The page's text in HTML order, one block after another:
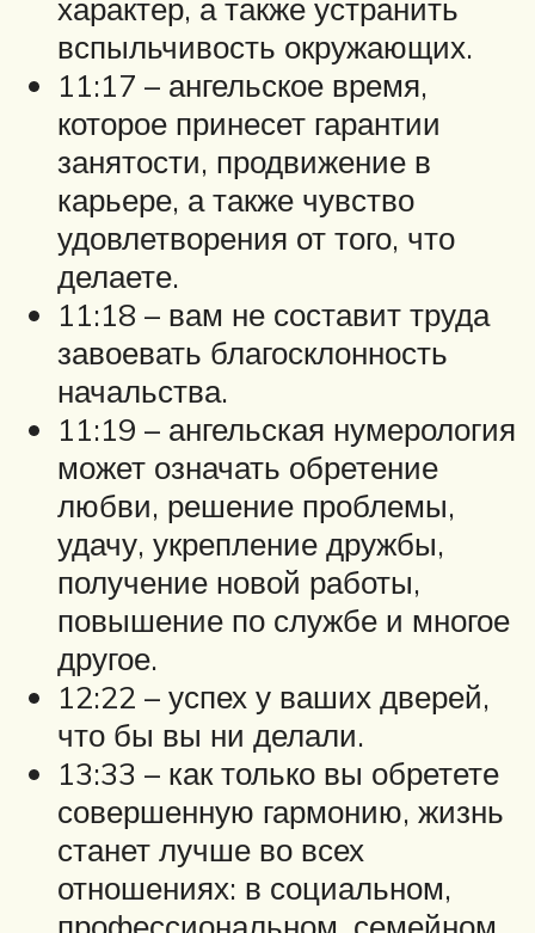
характер, а также устранить
вспыльчивость окружающих.
11:17 – ангельское время,
которое принесет гарантии
занятости, продвижение в
карьере, а также чувство
удовлетворения от того, что
делаете.
11:18 – вам не составит труда
завоевать благосклонность
начальства.
11:19 – ангельская нумерология
может означать обретение
любви, решение проблемы,
удачу, укрепление дружбы,
получение новой работы,
повышение по службе и многое
другое.
12:22 – успех у ваших дверей,
что бы вы ни делали.
13:33 – как только вы обретете
совершенную гармонию, жизнь
станет лучше во всех
отношениях: в социальном,